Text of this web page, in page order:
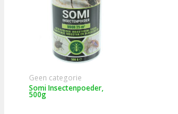
Geen categorie
Somi Insectenpoeder,
500g